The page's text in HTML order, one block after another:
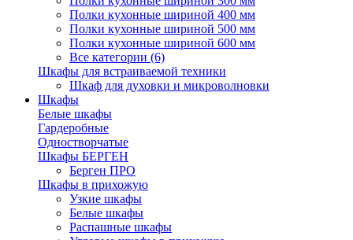
Полки кухонные шириной 400 мм
Полки кухонные шириной 500 мм
Полки кухонные шириной 600 мм
Все категории (6)
Шкафы для встраиваемой техники
Шкаф для духовки и микроволновки
Шкафы
Белые шкафы
Гардеробные
Одностворчатые
Шкафы БЕРГЕН
Берген ПРО
Шкафы в прихожую
Узкие шкафы
Белые шкафы
Распашные шкафы